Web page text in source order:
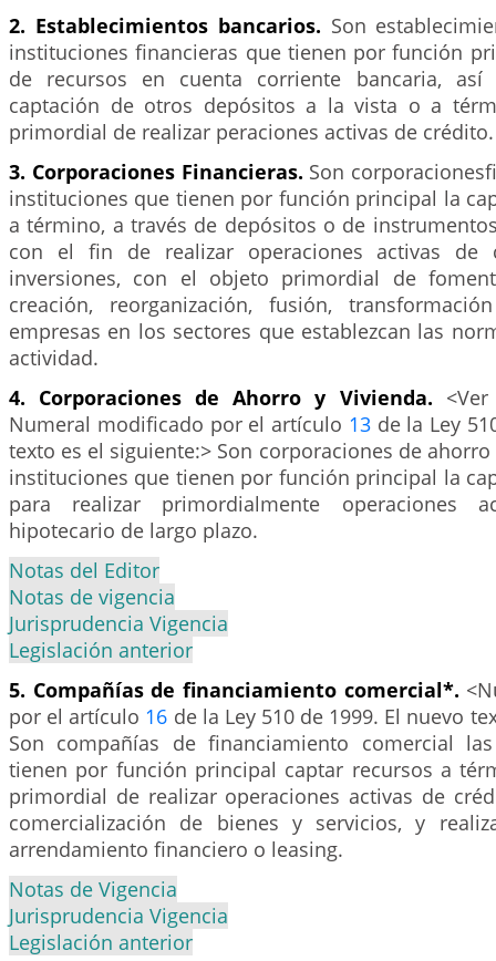
2. Establecimientos bancarios. Son
instituciones financieras que tienen por función
de recursos en cuenta corriente bancaria,
captación de otros depósitos a la vista o a
primordial de realizar peraciones activas de crédito.
3. Corporaciones Financieras. Son
instituciones que tienen por función principal la
a término, a través de depósitos o de
con el fin de realizar operaciones activas de
inversiones, con el objeto primordial de
creación, reorganización, fusión,
empresas en los sectores que establezcan las
actividad.
4. Corporaciones de Ahorro y Vivienda.
Numeral modificado por el artículo 13de la Ley
texto es el siguiente:> Son corporaciones de
instituciones que tienen por función principal la
para realizar primordialmente operaciones
hipotecario de largo plazo.
Notas del Editor
Notas de vigencia
Jurisprudencia Vigencia
Legislación anterior
5. Compañías de financiamiento comercial*.
por el artículo 16 de la Ley 510 de 1999. El nuevo
Son compañías de financiamiento comercial
tienen por función principal captar recursos a
primordial de realizar operaciones activas de
comercialización de bienes y servicios, y
arrendamiento financiero o leasing.
Notas de Vigencia
Jurisprudencia Vigencia
Legislación anterior